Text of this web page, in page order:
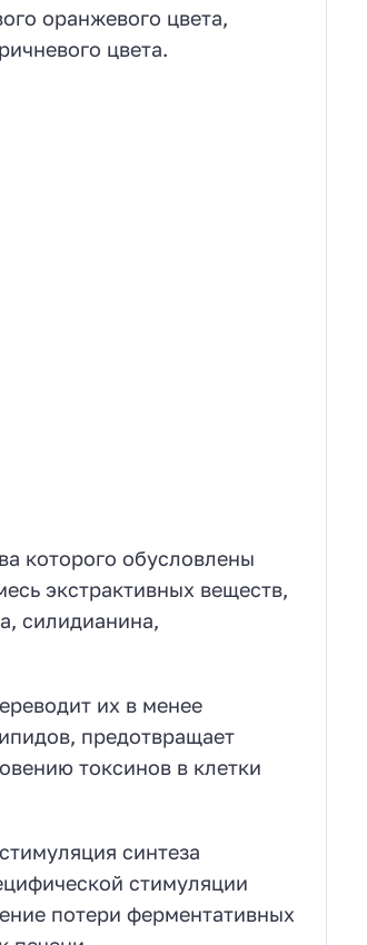
оранжевого цвета,
цвета.
которого обусловлены
экстрактивных веществ,
силидианина,
их в менее
предотвращает
токсинов в клетки
синтеза
стимуляции
потери ферментативных